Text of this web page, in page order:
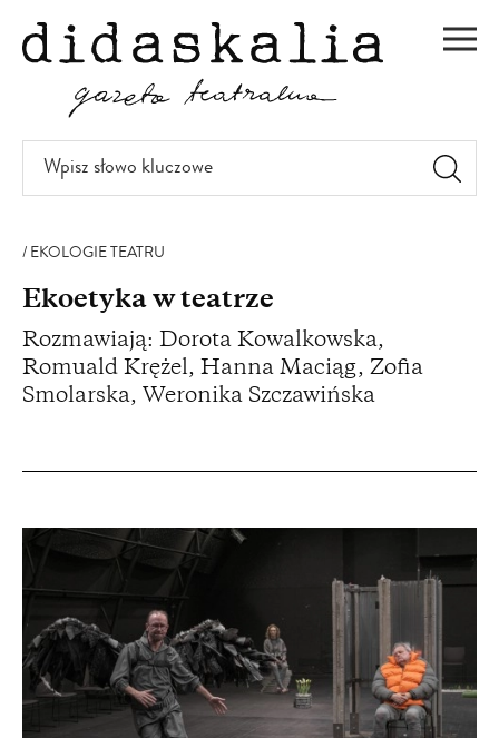
DO
TREŚCI
Wpisz
słowo
EKOLOGIE TEATRU
Ekoetyka w teatrze
Rozmawiają: Dorota Kowalkowska,
Romuald Krężel, Hanna Maciąg, Zofia
Smolarska, Weronika Szczawińska